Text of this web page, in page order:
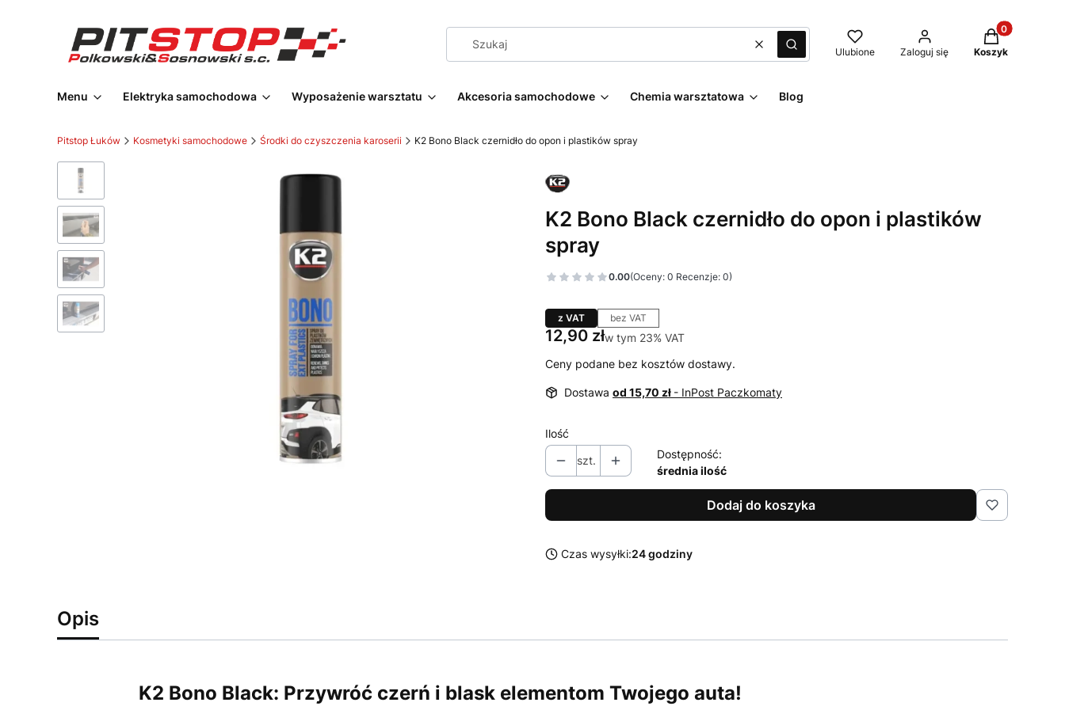
WyczyśćSzukaj Ulubione Zaloguj się
Produkty w
Koszyk
Menu Elektryka samochodowa Wyposażenie warsztatu Akcesoria samochodowe Chemia warsztatowa Blog
Pitstop Łuków Kosmetyki samochodowe Środki do czyszczenia karoserii K2 Bono Black czernidło do opon i plastików spray
K2 Bono Black czernidło do opon i plastików
spray
0.00(Oceny: 0 Recenzje: 0)
z VAT bez VAT
Cena
12,90 złw tym 23% VAT
w tym 23% VAT
Ceny podane bez kosztów dostawy.
Dostawa od 15,70 zł - InPost Paczkomaty
Ilość
szt.
Dostępność:
średnia ilość
Dodaj do koszyka
Czas wysyłki:24 godziny
Opis
K2 Bono Black: Przywróć czerń i blask elementom Twojego auta!